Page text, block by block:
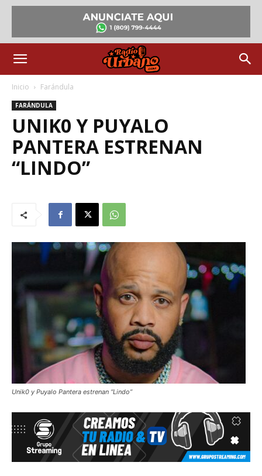
Inicio Farándula
FARÁNDULA
UNIK0 Y PUYALO
PANTERA ESTRENAN
“LINDO”
Unik0 y Puyalo Pantera estrenan “Lindo”